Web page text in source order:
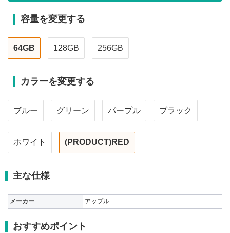
容量を変更する
64GB 128GB 256GB
カラーを変更する
ブルー グリーン パープル ブラック
ホワイト (PRODUCT)RED
主な仕様
メーカー アップル
おすすめポイント